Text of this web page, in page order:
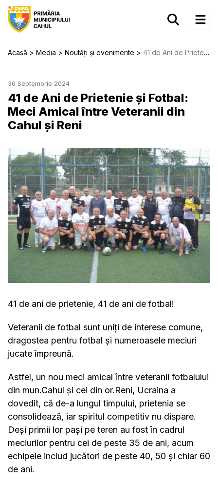
Acasă Media Noutăți și evenimente 41 de Ani de Prietenie și Fotbal: Meci Amical între Veteranii din Cahul și Reni
30 Septembrie 2024
41 de Ani de Prietenie și Fotbal:
Meci Amical între Veteranii din
Cahul și Reni
41 de ani de prietenie, 41 de ani de fotbal!
Veteranii de fotbal sunt uniți de interese comune,
dragostea pentru fotbal și numeroasele meciuri
jucate împreună.
Astfel, un nou meci amical între veteranii fotbalului
din mun.Cahul și cei din or.Reni, Ucraina a
dovedit, că de-a lungul timpului, prietenia se
consolidează, iar spiritul competitiv nu dispare.
Deși primii lor pași pe teren au fost în cadrul
meciurilor pentru cei de peste 35 de ani, acum
echipele includ jucători de peste 40, 50 și chiar 60
de ani.